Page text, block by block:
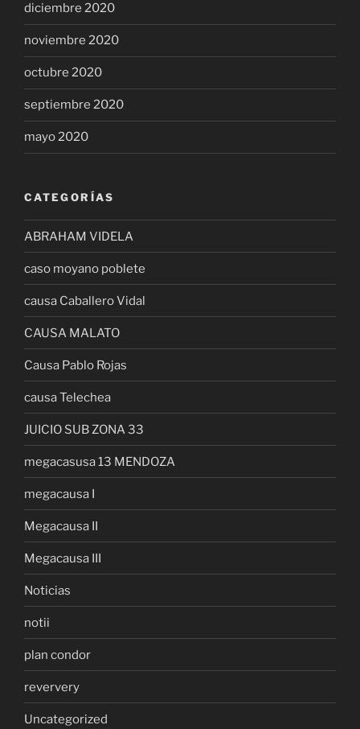
diciembre 2020
noviembre 2020
octubre 2020
septiembre 2020
mayo 2020
CATEGORÍAS
ABRAHAM VIDELA
caso moyano poblete
causa Caballero Vidal
CAUSA MALATO
Causa Pablo Rojas
causa Telechea
JUICIO SUB ZONA 33
megacasusa 13 MENDOZA
megacausa I
Megacausa II
Megacausa III
Noticias
notii
plan condor
reververy
Uncategorized